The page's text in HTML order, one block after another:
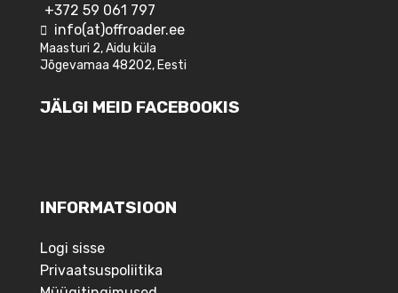
+372 59 061 797
info(at)offroader.ee
Maasturi 2, Aidu küla
Jõgevamaa 48202, Eesti
JÄLGI MEID FACEBOOKIS
INFORMATSIOON
Logi sisse
Privaatsuspoliitika